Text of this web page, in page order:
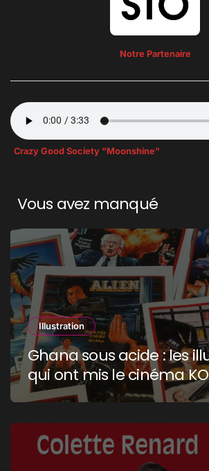
Notre Partenaire
Crazy Good Society "Moonshine"
Vous avez manqué
Illustration
Ghana sous acide : les illustrateurs
qui ont mis le cinéma KO